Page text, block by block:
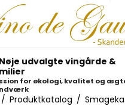
udvalgte vingårde &
for økologi, kvalitet og
/ Produktkatalog /